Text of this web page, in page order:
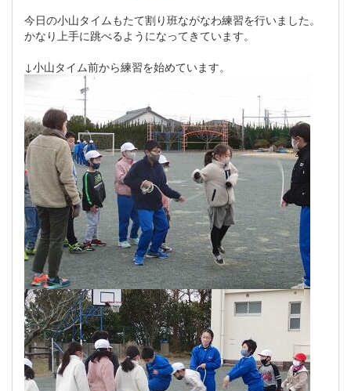
今日の小山タイムもたて割り班ながなわ練習を行いました。
かなり上手に跳べるようになってきています。
↓小山タイム前から練習を始めています。